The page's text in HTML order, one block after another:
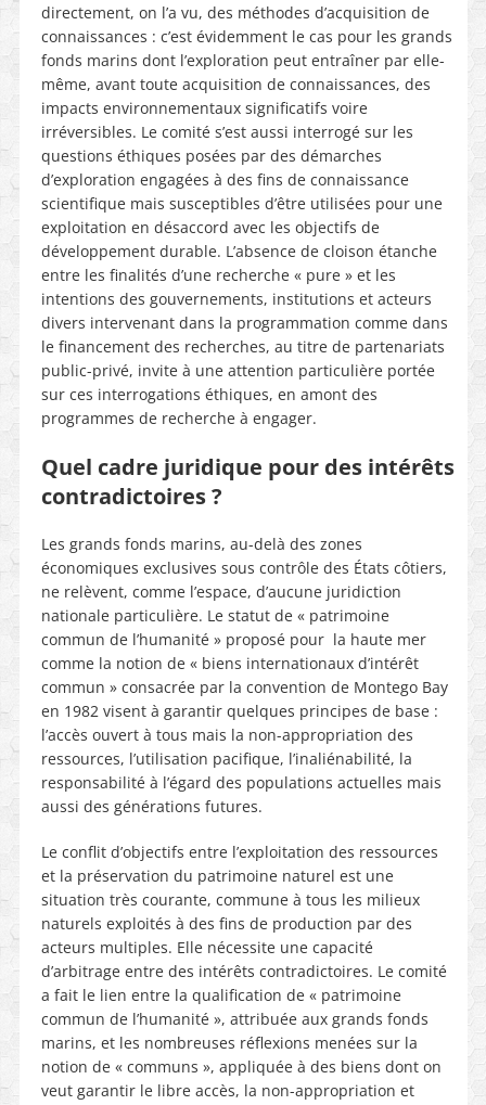
directement, on l’a vu, des méthodes d’acquisition de
connaissances : c’est évidemment le cas pour les grands
fonds marins dont l’exploration peut entraîner par elle-
même, avant toute acquisition de connaissances, des
impacts environnementaux significatifs voire
irréversibles. Le comité s’est aussi interrogé sur les
questions éthiques posées par des démarches
d’exploration engagées à des fins de connaissance
scientifique mais susceptibles d’être utilisées pour une
exploitation en désaccord avec les objectifs de
développement durable. L’absence de cloison étanche
entre les finalités d’une recherche « pure » et les
intentions des gouvernements, institutions et acteurs
divers intervenant dans la programmation comme dans
le financement des recherches, au titre de partenariats
public-privé, invite à une attention particulière portée
sur ces interrogations éthiques, en amont des
programmes de recherche à engager.
Quel cadre juridique pour des intérêts
contradictoires ?
Les grands fonds marins, au-delà des zones
économiques exclusives sous contrôle des États côtiers,
ne relèvent, comme l’espace, d’aucune juridiction
nationale particulière. Le statut de « patrimoine
commun de l’humanité » proposé pour la haute mer
comme la notion de « biens internationaux d’intérêt
commun » consacrée par la convention de Montego Bay
en 1982 visent à garantir quelques principes de base :
l’accès ouvert à tous mais la non-appropriation des
ressources, l’utilisation pacifique, l’inaliénabilité, la
responsabilité à l’égard des populations actuelles mais
aussi des générations futures.
Le conflit d’objectifs entre l’exploitation des ressources
et la préservation du patrimoine naturel est une
situation très courante, commune à tous les milieux
naturels exploités à des fins de production par des
acteurs multiples. Elle nécessite une capacité
d’arbitrage entre des intérêts contradictoires. Le comité
a fait le lien entre la qualification de « patrimoine
commun de l’humanité », attribuée aux grands fonds
marins, et les nombreuses réflexions menées sur la
notion de « communs », appliquée à des biens dont on
veut garantir le libre accès, la non-appropriation et